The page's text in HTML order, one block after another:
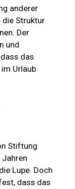
anderer
die Struktur
Der
und
das
Urlaub
Stiftung
Lupe. Doch
dass das